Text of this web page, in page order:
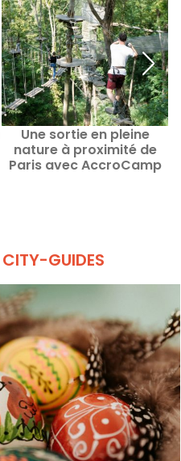
Une sortie en pleine
nature à proximité de
Paris avec AccroCamp
CITY-GUIDES